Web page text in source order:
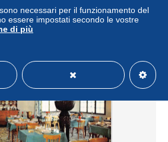
Professionale
necessari per il funzionamento del
essere impostati secondo le vostre
di più